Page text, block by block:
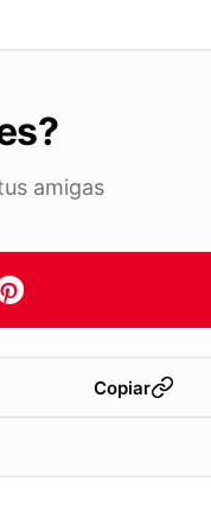
amigas
Copiar